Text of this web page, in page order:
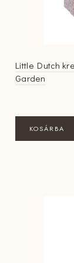
Little Dutch
Garden
KOSÁRBA